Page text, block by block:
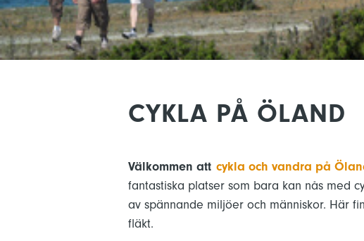
CYKLA PÅ ÖLAND
Välkommen att cykla och vandra på
fantastiska platser som bara kan nås med
av spännande miljöer och människor. Här
fläkt.